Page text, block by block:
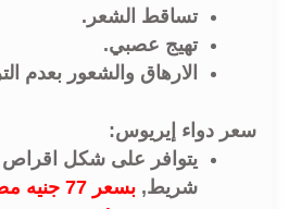
تساقط الشعر.
تهيج عصبي.
الارهاق والشعور بعدم
سعر دواء إيريوس:
شريط,
بسعر 77